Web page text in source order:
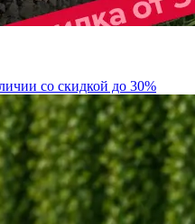
со скидкой до 30%